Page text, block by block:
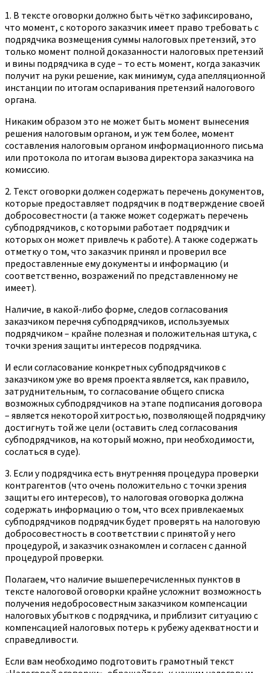
1. В тексте оговорки должно быть чётко зафиксировано,
что момент, с которого заказчик имеет право требовать с
подрядчика возмещения суммы налоговых претензий, это
только момент полной доказанности налоговых претензий
и вины подрядчика в суде – то есть момент, когда заказчик
получит на руки решение, как минимум, суда апелляционной
инстанции по итогам оспаривания претензий налогового
органа.
Никаким образом это не может быть момент вынесения
решения налоговым органом, и уж тем более, момент
составления налоговым органом информационного письма
или протокола по итогам вызова директора заказчика на
комиссию.
2. Текст оговорки должен содержать перечень документов,
которые предоставляет подрядчик в подтверждение своей
добросовестности (а также может содержать перечень
субподрядчиков, с которыми работает подрядчик и
которых он может привлечь к работе). А также содержать
отметку о том, что заказчик принял и проверил все
предоставленные ему документы и информацию (и
соответственно, возражений по представленному не
имеет).
Наличие, в какой-либо форме, следов согласования
заказчиком перечня субподрядчиков, используемых
подрядчиком – крайне полезная и положительная штука, с
точки зрения защиты интересов подрядчика.
И если согласование конкретных субподрядчиков с
заказчиком уже во время проекта является, как правило,
затруднительным, то согласование общего списка
возможных субподрядчиков на этапе подписания договора
– является некоторой хитростью, позволяющей подрядчику
достигнуть той же цели (оставить след согласования
субподрядчиков, на который можно, при необходимости,
сослаться в суде).
3. Если у подрядчика есть внутренняя процедура проверки
контрагентов (что очень положительно с точки зрения
защиты его интересов), то налоговая оговорка должна
содержать информацию о том, что всех привлекаемых
субподрядчиков подрядчик будет проверять на налоговую
добросовестность в соответствии с принятой у него
процедурой, и заказчик ознакомлен и согласен с данной
процедурой проверки.
Полагаем, что наличие вышеперечисленных пунктов в
тексте налоговой оговорки крайне усложнит возможность
получения недобросовестным заказчиком компенсации
налоговых убытков с подрядчика, и приблизит ситуацию с
компенсацией налоговых потерь к рубежу адекватности и
справедливости.
Если вам необходимо подготовить грамотный текст